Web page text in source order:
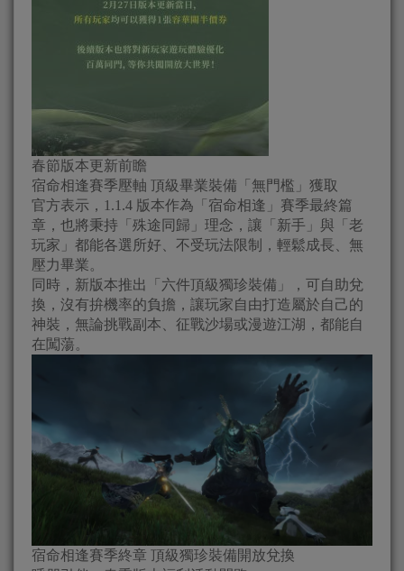
春節版本更新前瞻
宿命相逢賽季壓軸 頂級畢業裝備「無門檻」獲取
官方表示，1.1.4 版本作為「宿命相逢」賽季最終篇
章，也將秉持「殊途同歸」理念，讓「新手」與「老
玩家」都能各選所好、不受玩法限制，輕鬆成長、無
壓力畢業。
同時，新版本推出「六件頂級獨珍裝備」，可自助兌
換，沒有拚機率的負擔，讓玩家自由打造屬於自己的
神裝，無論挑戰副本、征戰沙場或漫遊江湖，都能自
在闖蕩。
宿命相逢賽季終章 頂級獨珍裝備開放兌換